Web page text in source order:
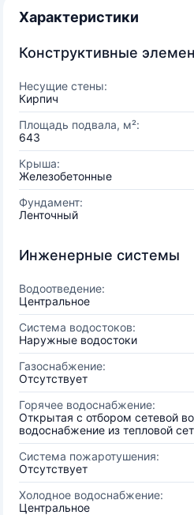
Характеристики
Конструктивные
Несущие стены:
Кирпич
Площадь подвала, м²:
643
Крыша:
Железобетонные
Фундамент:
Ленточный
Инженерные системы
Водоотведение:
Центральное
Система водостоков:
Наружные водостоки
Газоснабжение:
Отсутствует
Горячее водоснабжение:
Открытая с отбором сетевой
водоснабжение из тепловой
Система пожаротушения:
Отсутствует
Холодное водоснабжение:
Центральное